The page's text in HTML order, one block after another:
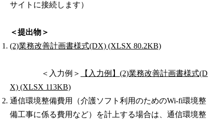
サイトに接続します）
＜提出物＞
(2)業務改善計画書様式(DX) (XLSX 80.2KB)
＜入力例＞
【入力例】(2)業務改善計画書様式(D
X) (XLSX 113KB)
通信環境整備費用（介護ソフト利用のためのWi-fi環境整
備工事に係る費用など）を計上する場合は、通信環境整